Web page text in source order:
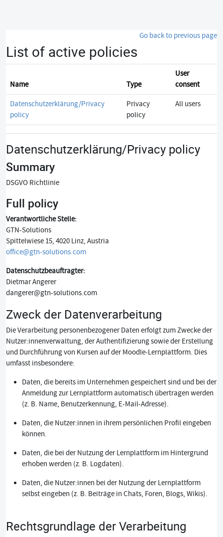
Go back to previous page
List of active policies
Name Type
User
consent
Datenschutzerklärung/Privacy
policy
Privacy
policy
All users
Datenschutzerklärung/Privacy policy
Summary
DSGVO Richtlinie
Full policy
Verantwortliche Stelle:
GTN-Solutions
Spittelwiese 15, 4020 Linz, Austria
office@gtn-solutions.com
Datenschutzbeauftragter:
Dietmar Angerer
dangerer@gtn-solutions.com
Zweck der Datenverarbeitung
Die Verarbeitung personenbezogener Daten erfolgt zum Zwecke der
Nutzer:innenverwaltung, der Authentifizierung sowie der Erstellung
und Durchführung von Kursen auf der Moodle-Lernplattform. Dies
umfasst insbesondere:
Daten, die bereits im Unternehmen gespeichert sind und bei der
Anmeldung zur Lernplattform automatisch übertragen werden
(z. B. Name, Benutzerkennung, E-Mail-Adresse).
Daten, die Nutzer:innen in ihrem persönlichen Profil eingeben
können.
Daten, die bei der Nutzung der Lernplattform im Hintergrund
erhoben werden (z. B. Logdaten).
Daten, die Nutzer:innen bei der Nutzung der Lernplattform
selbst eingeben (z. B. Beiträge in Chats, Foren, Blogs, Wikis).
Rechtsgrundlage der Verarbeitung